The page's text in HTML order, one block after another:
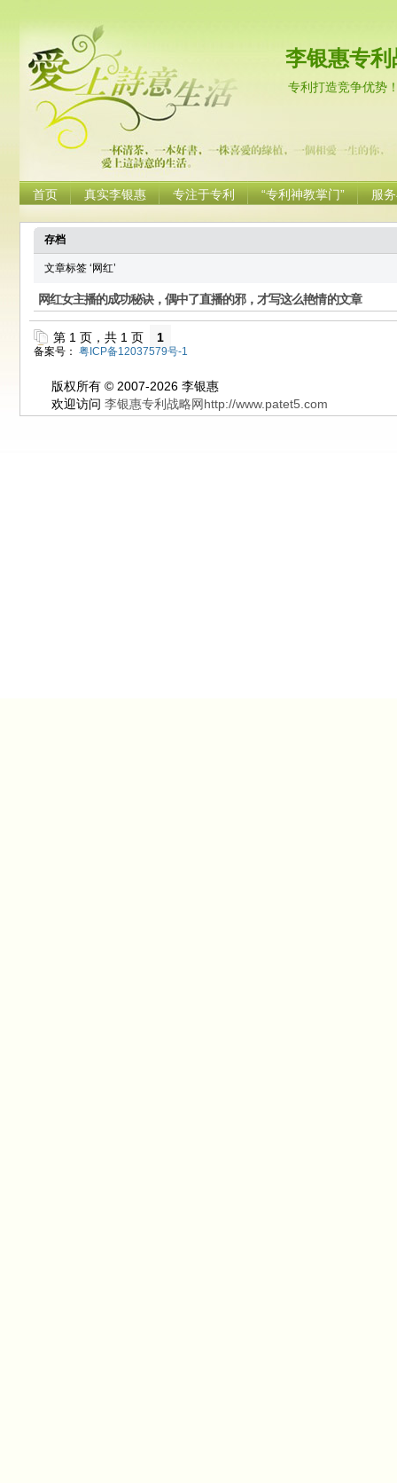
李银惠专利
专利打造竞争优势
首页 真实李银惠 专注于专利 “专利神教掌门” 服
存档
文章标签 ‘网红’
网红女主播的成功秘诀，偶中了直播的邪，才写这么艳情的文章
第 1 页，共 1 页 1
备案号： 粤ICP备12037579号-1
版权所有 © 2007-2026 李银惠
欢迎访问 李银惠专利战略网http://www.patet5.com